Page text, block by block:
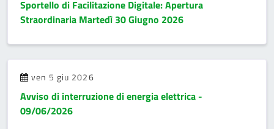
Sportello di Facilitazione Digitale: Apertura
Straordinaria Martedì 30 Giugno 2026
ven 5 giu 2026
Avviso di interruzione di energia elettrica -
09/06/2026